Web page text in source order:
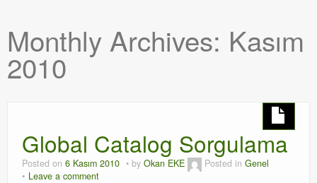
Genel
Video-Webcast-Seminer
SCOM
Orchestrator
Monthly Archives: Kasım
2010
Global Catalog Sorgulama
Posted on 6 Kasım 2010 by Okan EKE Posted in Genel
Leave a comment